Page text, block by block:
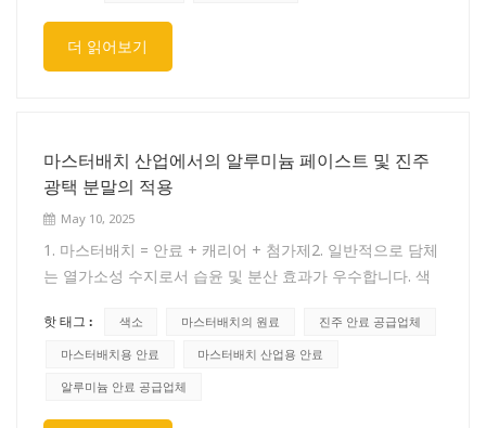
두께를 증가시킬 수 있습니다. 안료의 축적과 중첩을 통해
"박편상 및 바늘상" 구조의 특성을 활용하여 물고기 비늘과
같은 도막을 형성하여 도막의 사용 수명을 연장하고 방수성
및 화학적 방청 효과를 통해 금속 표면의 녹 발생을 방지합
니다.보조 필름 형성 물질다양한 첨가제와 용제를 포함합니
다. 다양한 첨가제는 페인트의 생산, 보관, 사용 및 도막 형
만 도막 성능에 상당한 영향을 미칩니다. 페인트 첨가제의
함량은 국가 페인트 수준을 나타내기도 합니다. 용매는 "분
산매"라고도 하며(다양한 유기 용매와 물을 포함합니다. 유
소, 펜탄, 헥산, 옥탄 등의 지방 탄화수소, 시클로헥산, 시클
로헥사논, 톨루엔, 시클로헥사논 등의 시클로알칸, 클로로벤
젠, 디클로로벤젠, 디클로로메탄 등의 할로겐화 탄화수소,
재용 코팅제, 교량용 코팅제, 플라스틱 코팅제, 종이 코팅제,
선박용 코팅제, 풍력발전용 코팅제, 원자력발전용 코팅제,
파이프라인용 코팅제, 철구조용 코팅제, 고무용 코팅제, 항
팅, 화학 매체 내성 코팅색상이 있는지에 따라바니시, 페인
트시공과정에 따라실러, 퍼티, 프라이머, 서페이서, 탑코트,
바니시시공방법에 따라브러시 코팅, 스프레이 코팅, 롤러 코
팅, 딥 코팅, 전기영동 코팅 등기능에 따라노스틱 코팅, 테프
론 코팅, 장식용 코팅, 부식 방지 코팅, 전도성 코팅, 녹 방지
코팅, 고온 내성 코팅, 온도 표시 코팅, 단열 코팅, 난연 코팅,
페인트, 알키드페인트, 아미노페인트, 니트로페인트, 에폭시
페인트, 염소고무페인트, 아크릴페인트, 폴리우레탄페인트,
실리콘수지페인트, 불소수지페인트, 폴리실록산페인트, 비
더 읽어보기
마스터배치 산업에서의 알루미늄 페이스트 및 진주
광택 분말의 적용
May 10, 2025
1. 마스터배치 = 안료 + 캐리어 + 첨가제2. 일반적으로 담체
는 열가소성 수지로서 습윤 및 분산 효과가 우수합니다. 색
에 가장 널리 사용되는 방법입니다. 마스터배치의 품질은 안
료 및 분산제와 같은 원료 공급에 크게 좌우됩니다.3. 분산
제: 안료를 균일하게 하고 응집되지 않도록 합니다. 분산제
핫 태그 : 색소 마스터배치의 원료
진주 안료 공급업체
마스터배치용 안료
마스터배치 산업용 안료
알루미늄 안료 공급업체